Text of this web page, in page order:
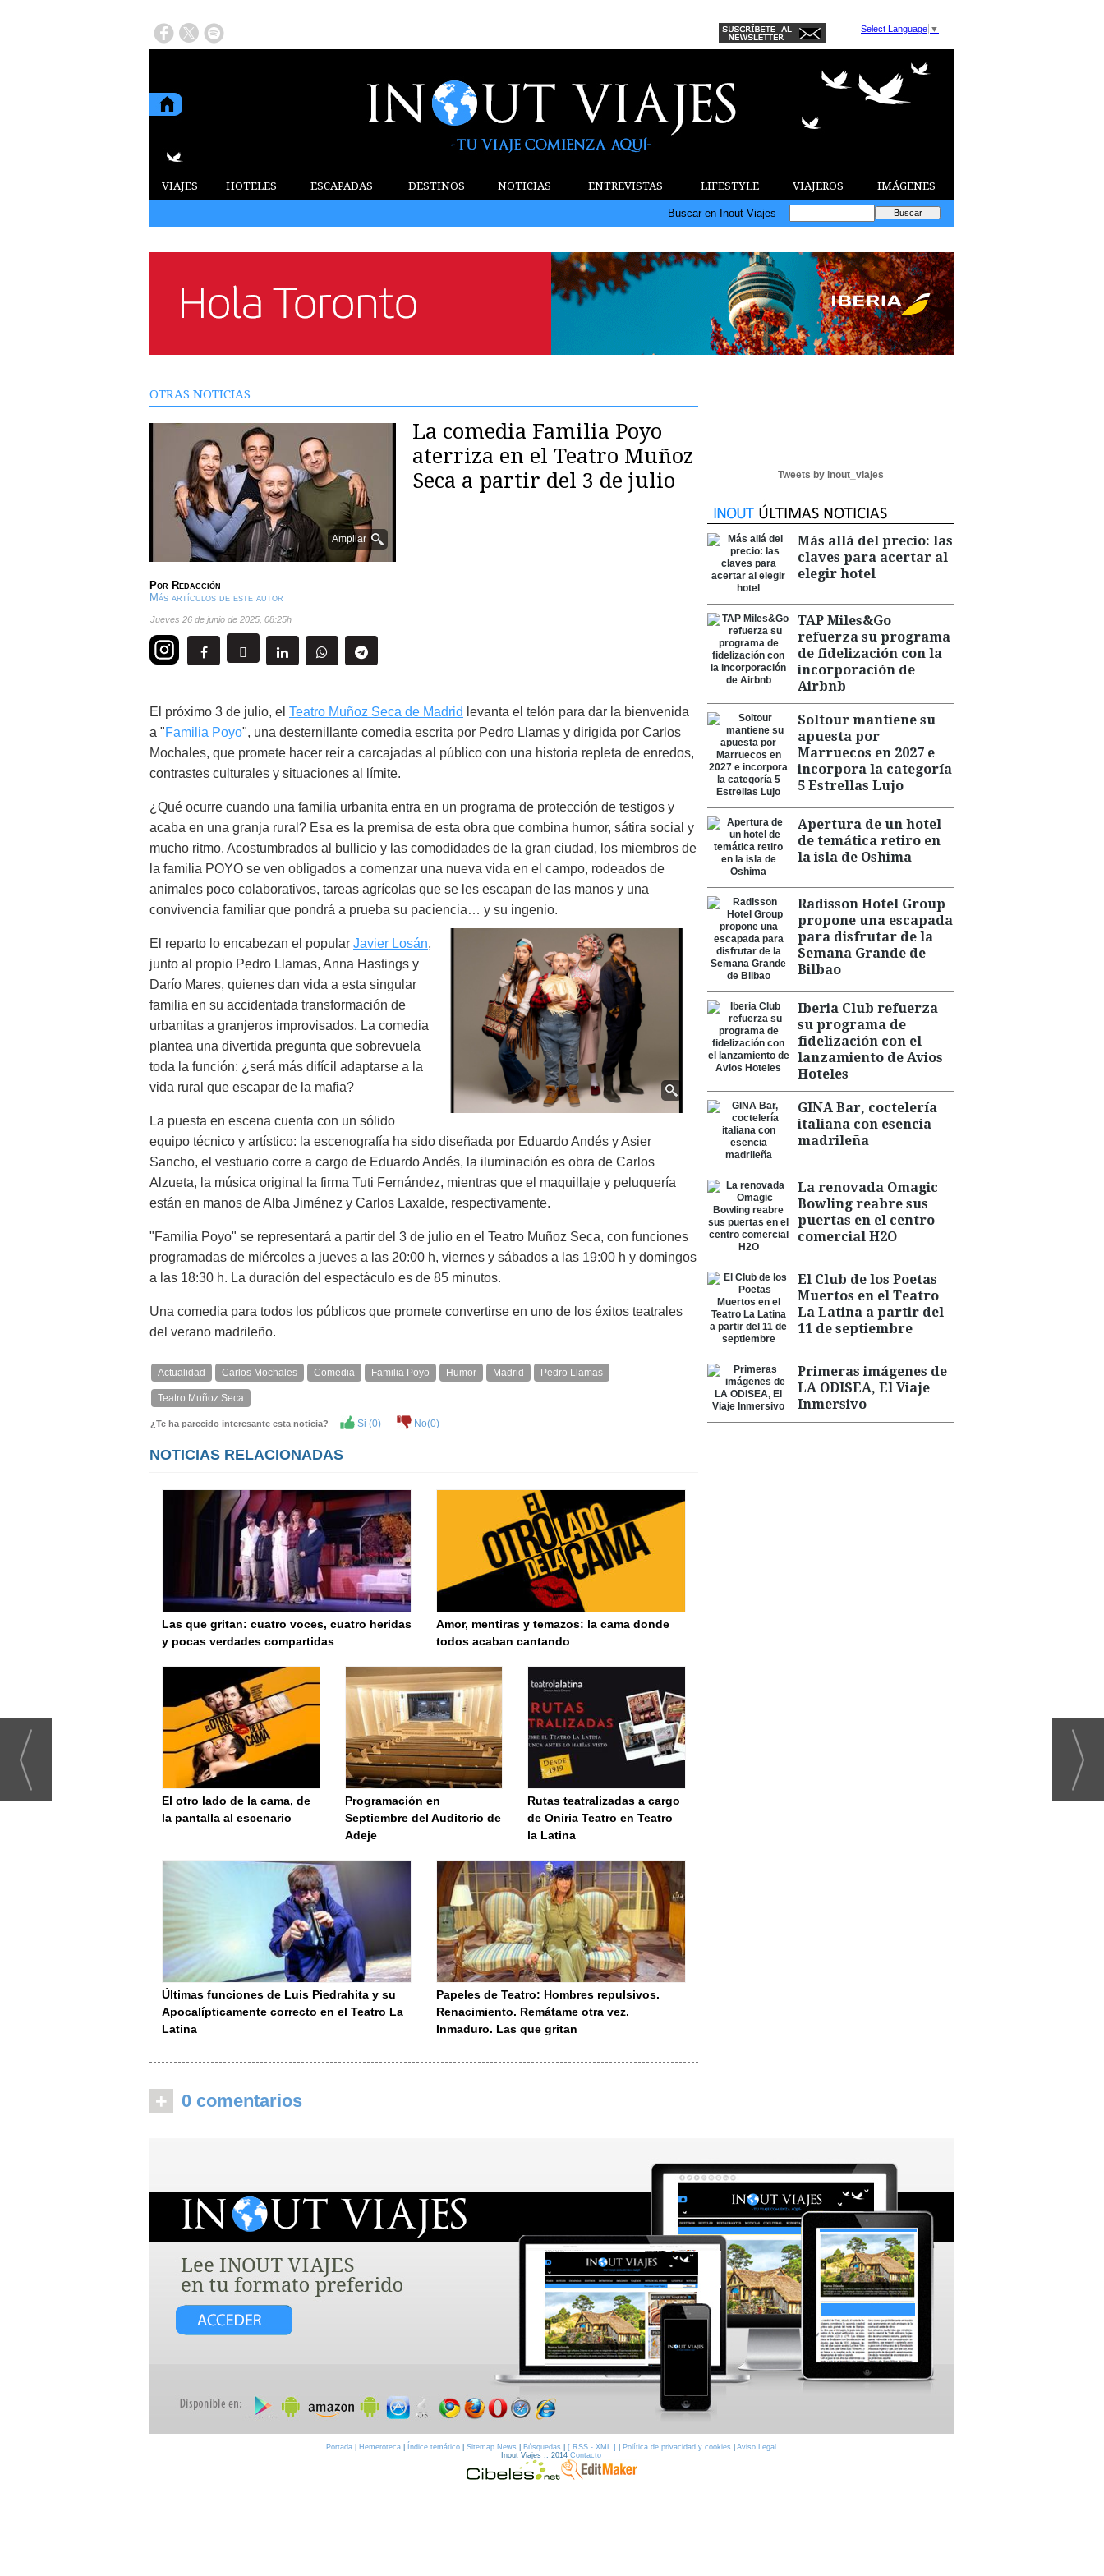
Select Language ▼
VIAJES HOTELES ESCAPADAS DESTINOS NOTICIAS ENTREVISTAS LIFESTYLE VIAJEROS IMÁGENES
Buscar en Inout Viajes
OTRAS NOTICIAS
Ampliar
La comedia Familia Poyo
aterriza en el Teatro Muñoz
Seca a partir del 3 de julio
Por Redacción
Más artículos de este autor
jueves 26 de junio de 2025 08:25h
El próximo 3 de julio, el Teatro Muñoz Seca de Madrid levanta el telón para dar la bienvenida
a "Familia Poyo", una desternillante comedia escrita por Pedro Llamas y dirigida por Carlos
Mochales, que promete hacer reír a carcajadas al público con una historia repleta de enredos,
contrastes culturales y situaciones al límite.
¿Qué ocurre cuando una familia urbanita entra en un programa de protección de testigos y
acaba en una granja rural? Esa es la premisa de esta obra que combina humor, sátira social y
mucho ritmo. Acostumbrados al bullicio y las comodidades de la gran ciudad, los miembros de
la familia POYO se ven obligados a comenzar una nueva vida en el campo, rodeados de
animales poco colaborativos, tareas agrícolas que se les escapan de las manos y una
convivencia familiar que pondrá a prueba su paciencia… y su ingenio.
El reparto lo encabezan el popular Javier Losán,
junto al propio Pedro Llamas, Anna Hastings y
Darío Mares, quienes dan vida a esta singular
familia en su accidentada transformación de
urbanitas a granjeros improvisados. La comedia
plantea una divertida pregunta que sobrevuela
toda la función: ¿será más difícil adaptarse a la
vida rural que escapar de la mafia?
La puesta en escena cuenta con un sólido
equipo técnico y artístico: la escenografía ha sido diseñada por Eduardo Andés y Asier
Sancho, el vestuario corre a cargo de Eduardo Andés, la iluminación es obra de Carlos
Alzueta, la música original la firma Tuti Fernández, mientras que el maquillaje y peluquería
están en manos de Alba Jiménez y Carlos Laxalde, respectivamente.
"Familia Poyo" se representará a partir del 3 de julio en el Teatro Muñoz Seca, con funciones
programadas de miércoles a jueves a las 20:00 h, viernes y sábados a las 19:00 h y domingos
a las 18:30 h. La duración del espectáculo es de 85 minutos.
Una comedia para todos los públicos que promete convertirse en uno de los éxitos teatrales
del verano madrileño.
Actualidad Carlos Mochales Comedia Familia Poyo Humor Madrid Pedro Llamas
Teatro Muñoz Seca
¿Te ha parecido interesante esta noticia? Si (0) No(0)
NOTICIAS RELACIONADAS
Las que gritan: cuatro voces, cuatro heridas
y pocas verdades compartidas
Amor, mentiras y temazos: la cama donde
todos acaban cantando
El otro lado de la cama, de
la pantalla al escenario
Programación en
Septiembre del Auditorio de
Adeje
Rutas teatralizadas a cargo
de Oniria Teatro en Teatro
la Latina
Últimas funciones de Luis Piedrahita y su
Apocalípticamente correcto en el Teatro La
Latina
Papeles de Teatro: Hombres repulsivos.
Renacimiento. Remátame otra vez.
Inmaduro. Las que gritan
+ 0 comentarios
Tweets by inout_viajes
Más allá del precio: las
claves para acertar al
elegir hotel
TAP Miles&Go
refuerza su programa
de fidelización con la
incorporación de
Airbnb
Soltour mantiene su
apuesta por
Marruecos en 2027 e
incorpora la categoría
5 Estrellas Lujo
Apertura de un hotel
de temática retiro en
la isla de Oshima
Radisson Hotel Group
propone una escapada
para disfrutar de la
Semana Grande de
Bilbao
Iberia Club refuerza
su programa de
fidelización con el
lanzamiento de Avios
Hoteles
GINA Bar, coctelería
italiana con esencia
madrileña
La renovada Omagic
Bowling reabre sus
puertas en el centro
comercial H2O
El Club de los Poetas
Muertos en el Teatro
La Latina a partir del
11 de septiembre
Primeras imágenes de
LA ODISEA, El Viaje
Inmersivo
Portada Hemeroteca Índice temático Sitemap News Búsquedas [ RSS - XML ] Política de privacidad y cookies
Aviso Legal
Inout Viajes :: 2014 Contacto